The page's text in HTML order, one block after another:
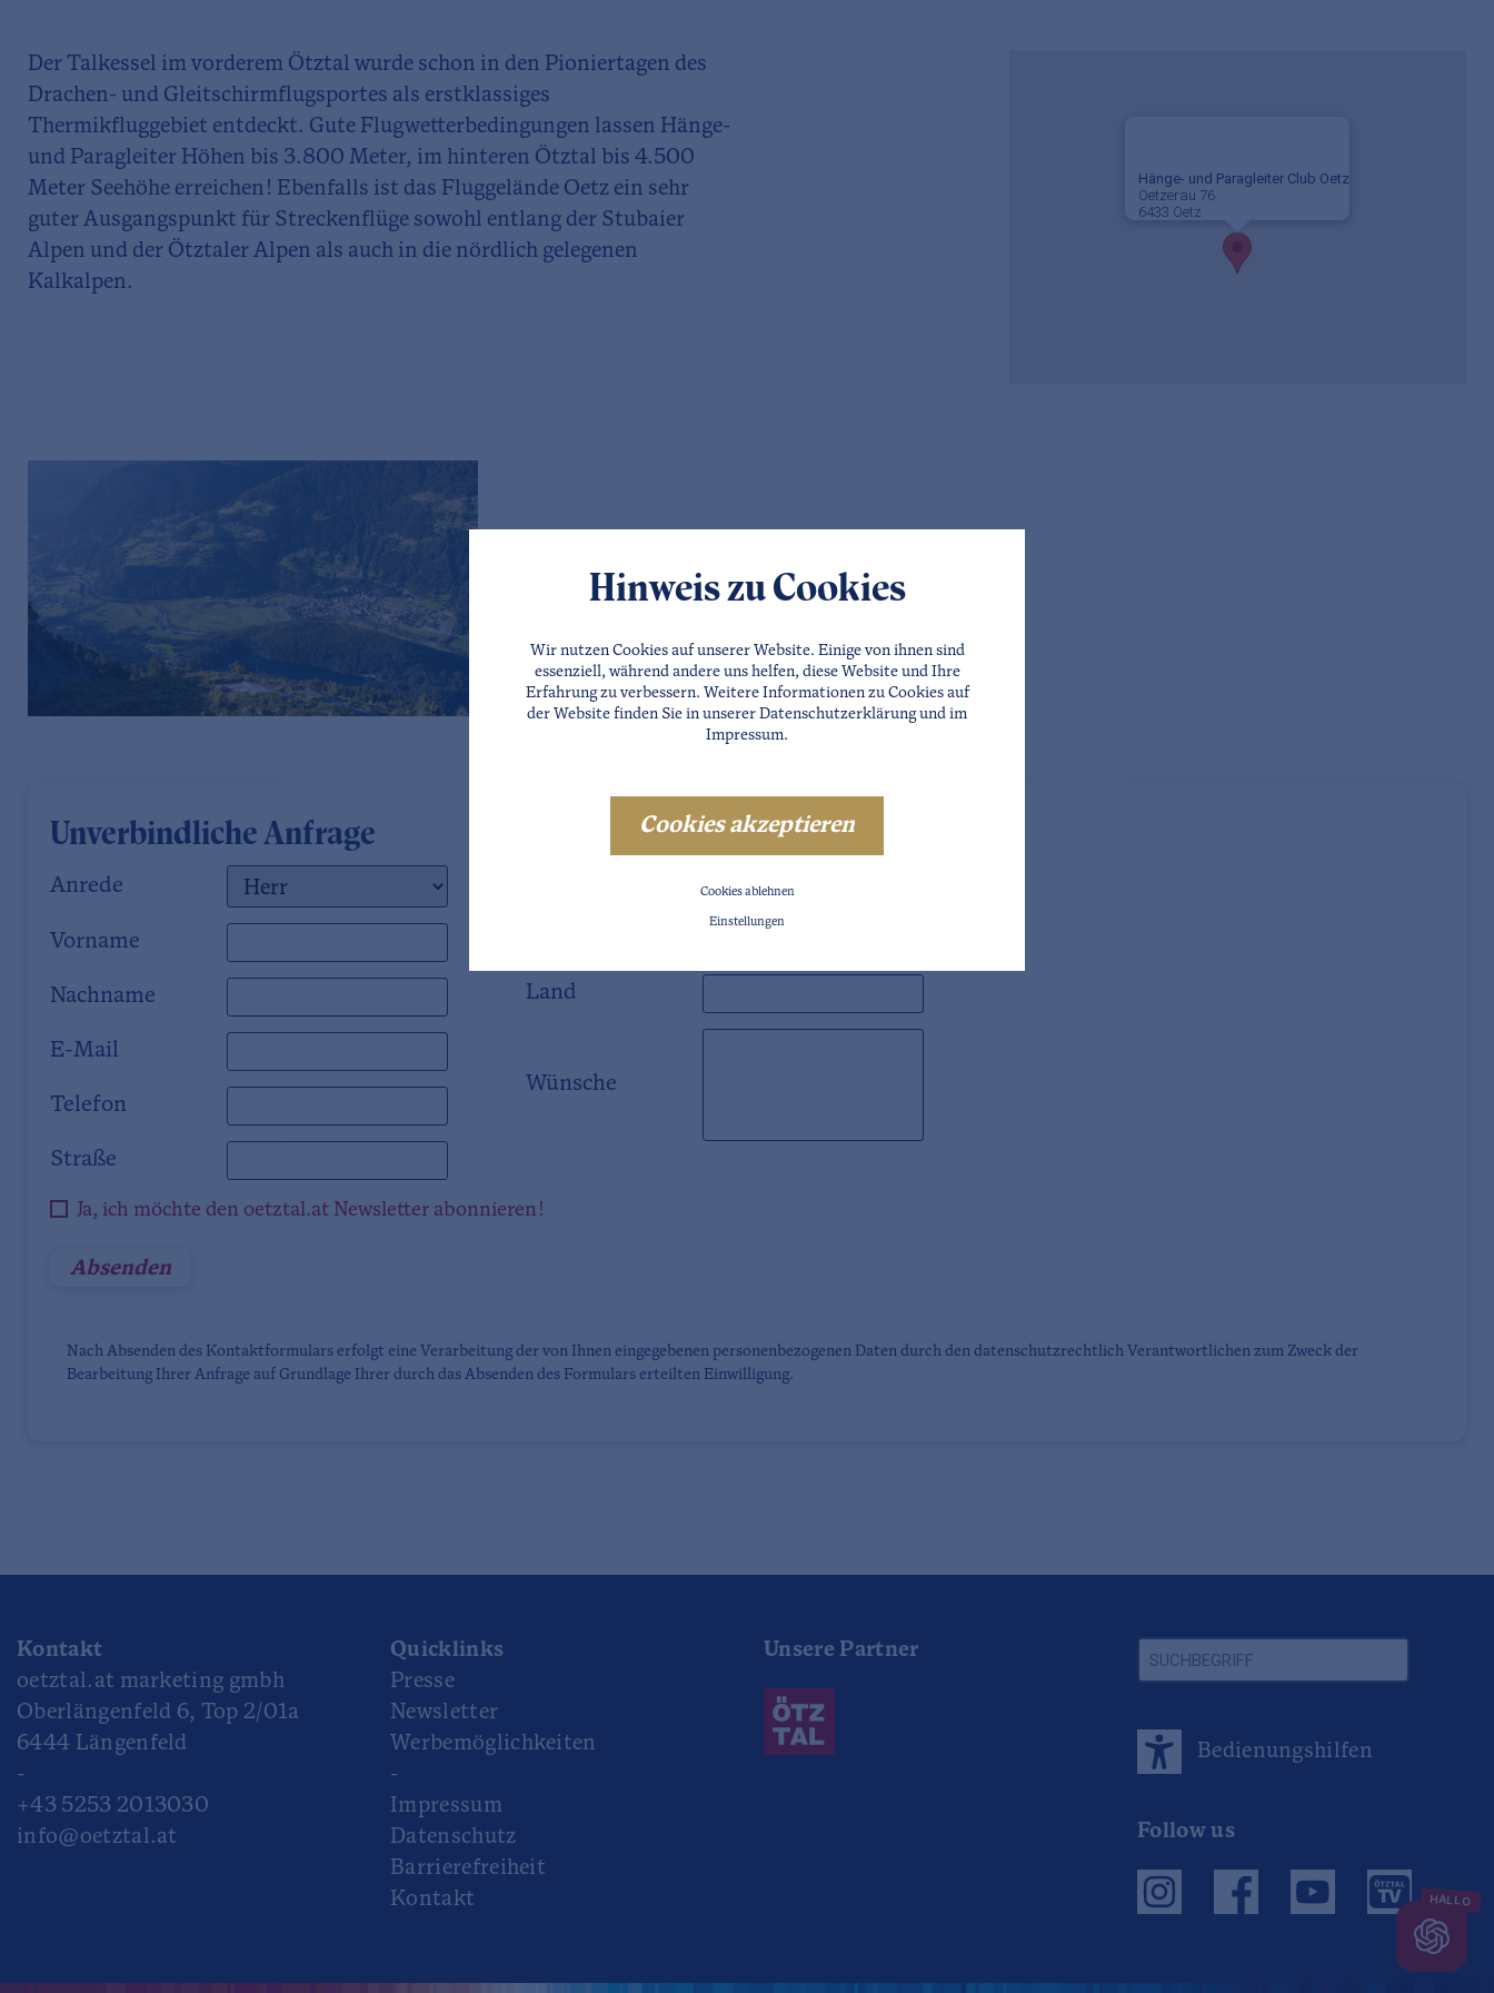
Der Talkessel im vorderem Ötztal wurde schon in den Pioniertagen des
Drachen- und Gleitschirmflugsportes als erstklassiges
Thermikfluggebiet entdeckt. Gute Flugwetterbedingungen lassen Hänge-
und Paragleiter Höhen bis 3.800 Meter, im hinteren Ötztal bis 4.500
Meter Seehöhe erreichen! Ebenfalls ist das Fluggelände Oetz ein sehr
guter Ausgangspunkt für Streckenflüge sowohl entlang der Stubaier
Alpen und der Ötztaler Alpen als auch in die nördlich gelegenen
Kalkalpen.
Hänge- und Paragleiter Club Oetz
Oetzerau 76
6433 Oetz
Unverbindliche Anfrage
Anrede
Vorname
Nachname
E-Mail
Telefon
Straße
Land
Wünsche
Ja, ich möchte den oetztal.at Newsletter abonnieren!
Nach Absenden des Kontaktformulars erfolgt eine Verarbeitung der von Ihnen eingegebenen personenbezogenen Daten durch den datenschutzrechtlich Verantwortlichen zum Zweck der
Bearbeitung Ihrer Anfrage auf Grundlage Ihrer durch das Absenden des Formulars erteilten Einwilligung.
Kontakt
oetztal.at marketing gmbh
Oberlängenfeld 6, Top 2/01a
6444 Längenfeld
-
+43 5253 2013030
info@oetztal.at
Quicklinks
Presse
Newsletter
Werbemöglichkeiten
-
Impressum
Datenschutz
Barrierefreiheit
Kontakt
Unsere Partner
Bedienungshilfen
Follow us
Hinweis zu Cookies
Wir nutzen Cookies auf unserer Website. Einige von ihnen sind
essenziell, während andere uns helfen, diese Website und Ihre
Erfahrung zu verbessern. Weitere Informationen zu Cookies auf
der Website finden Sie in unserer Datenschutzerklärungund im
Impressum.
Cookies akzeptieren
Cookies ablehnen
Einstellungen